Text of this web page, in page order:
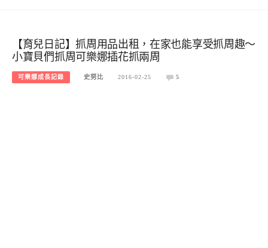
【育兒日記】抓周用品出租，在家也能享受抓周趣～
小寶貝們抓周可樂娜插花抓兩周
可樂娜成長記錄 史努比 2016-02-25 5